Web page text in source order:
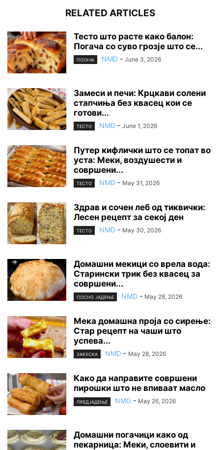
RELATED ARTICLES
Тесто што расте како балон:
Погача со суво грозје што се...
ПОГАЧА NMD - June 3, 2026
Замеси и печи: Крцкави солени
стапчиња без квасец кои се
готови...
ТЕСТО NMD - June 1, 2026
Путер кифлички што се топат во
уста: Меки, воздушести и
совршени...
ТЕСТО NMD - May 31, 2026
Здрав и сочен леб од тиквички:
Лесен рецепт за секој ден
ТЕСТО NMD - May 30, 2026
Домашни мекици со врела вода:
Старински трик без квасец за
совршени...
ПОСНО ЈАДЕЊЕ NMD - May 28, 2026
Мека домашна проја со сирење:
Стар рецепт на чаши што
успева...
ЗАКУСКА NMD - May 28, 2026
Како да направите совршени
пирошки што не впиваат масло
ПРЕДЈАДЕЊЕ NMD - May 26, 2026
Домашни погачици како од
пекарница: Меки, слоевити и